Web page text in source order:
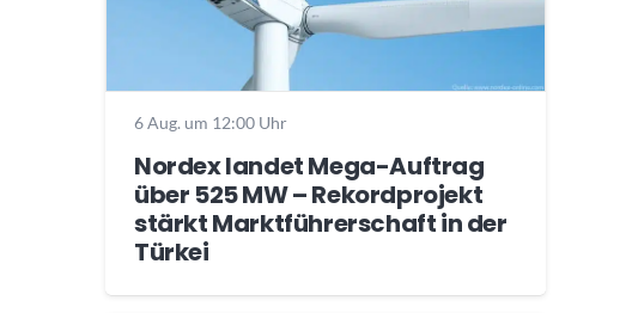
6 Aug. um 12:00 Uhr
Nordex landet Mega-Auftrag
über 525 MW – Rekordprojekt
stärkt Marktführerschaft in der
Türkei